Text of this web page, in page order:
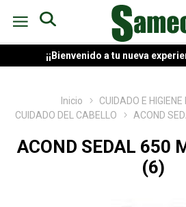
¡¡Bienvenido a tu nueva
Inicio
CUIDADO E HIGIENE
CUIDADO DEL CABELLO
ACOND
ACOND SEDAL 650
(6)